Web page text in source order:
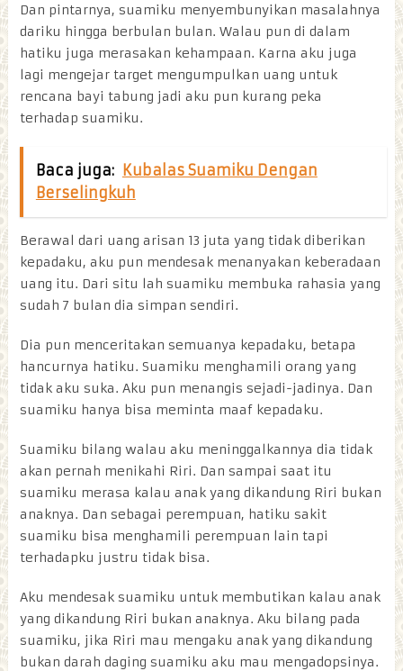
Dan pintarnya, suamiku menyembunyikan masalahnya
dariku hingga berbulan bulan. Walau pun di dalam
hatiku juga merasakan kehampaan. Karna aku juga
lagi mengejar target mengumpulkan uang untuk
rencana bayi tabung jadi aku pun kurang peka
terhadap suamiku.
Baca juga: Kubalas Suamiku Dengan
Berselingkuh
Berawal dari uang arisan 13 juta yang tidak diberikan
kepadaku, aku pun mendesak menanyakan keberadaan
uang itu. Dari situ lah suamiku membuka rahasia yang
sudah 7 bulan dia simpan sendiri.
Dia pun menceritakan semuanya kepadaku, betapa
hancurnya hatiku. Suamiku menghamili orang yang
tidak aku suka. Aku pun menangis sejadi-jadinya. Dan
suamiku hanya bisa meminta maaf kepadaku.
Suamiku bilang walau aku meninggalkannya dia tidak
akan pernah menikahi Riri. Dan sampai saat itu
suamiku merasa kalau anak yang dikandung Riri bukan
anaknya. Dan sebagai perempuan, hatiku sakit
suamiku bisa menghamili perempuan lain tapi
terhadapku justru tidak bisa.
Aku mendesak suamiku untuk membutikan kalau anak
yang dikandung Riri bukan anaknya. Aku bilang pada
suamiku, jika Riri mau mengaku anak yang dikandung
bukan darah daging suamiku aku mau mengadopsinya.